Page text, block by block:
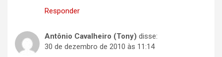
Responder
Antônio Cavalheiro (Tony) disse:
30 de dezembro de 2010 às 11:14